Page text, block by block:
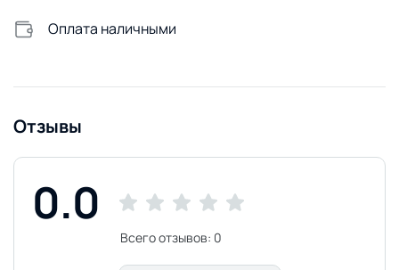
Оплата наличными
Отзывы
0.0
Всего отзывов: 0